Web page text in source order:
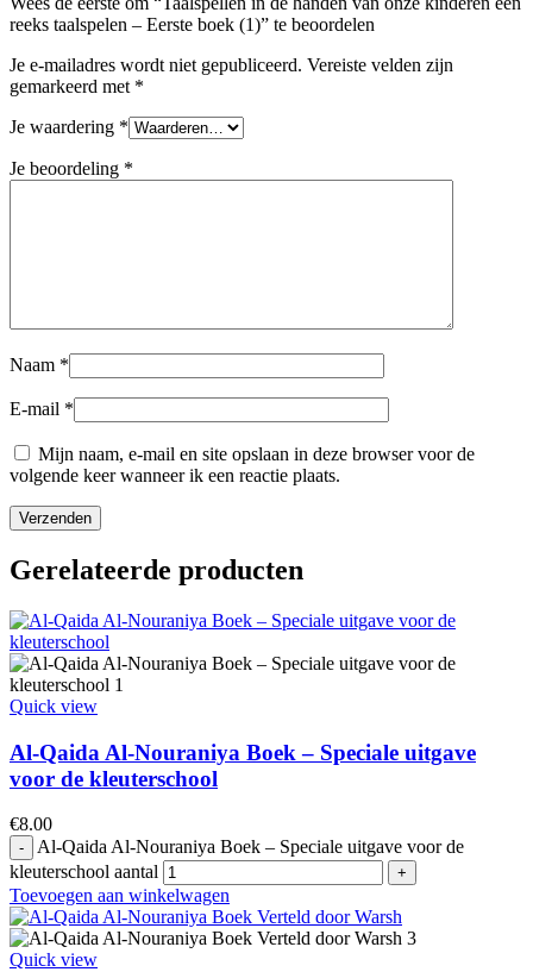
reeks taalspelen – Eerste boek (1)” te beoordelen
Je e-mailadres wordt niet gepubliceerd. Vereiste velden zijn
gemarkeerd met *
Je waardering *
Je beoordeling *
Naam *
E-mail *
Mijn naam, e-mail en site opslaan in deze browser voor de
volgende keer wanneer ik een reactie plaats.
Gerelateerde producten
Quick view
Al-Qaida Al-Nouraniya Boek – Speciale uitgave
voor de kleuterschool
€8.00
Al-Qaida Al-Nouraniya Boek – Speciale uitgave voor de
kleuterschool aantal
Toevoegen aan winkelwagen
Quick view